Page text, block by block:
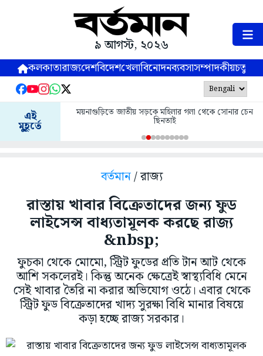
৯ আগস্ট, ২০২৬
কলকাতারাজ্যদেশবিদেশখেলাবিনোদনব্যবসাসম্পাদকীয়
এই
মুহূর্তে
ময়নাগুড়িতে জাতীয় সড়কে মহিলার গলা থেকে সোনার চেন
ছিনতাই
বর্তমান/ রাজ্য
রাস্তায় খাবার বিক্রেতাদের জন্য ফুড
লাইসেন্স বাধ্যতামূলক করছে রাজ্য
&nbsp;
ফুচকা থেকে মোমো, স্ট্রিট ফুডের প্রতি টান আট থেকে
আশি সকলেরই। কিন্তু অনেক ক্ষেত্রেই স্বাস্থ্যবিধি মেনে
সেই খাবার তৈরি না করার অভিযোগ ওঠে। এবার থেকে
স্ট্রিট ফুড বিক্রেতাদের খাদ্য সুরক্ষা বিধি মানার বিষয়ে
কড়া হচ্ছে রাজ্য সরকার।